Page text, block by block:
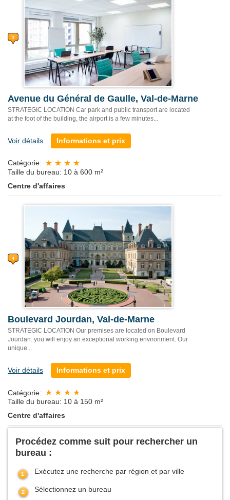
Avenue du Général de Gaulle, Val-de-Marne
STRATEGIC LOCATION Car park and public transport are located
at the foot of the building, the airport is a few minutes...
Voir détails Informations et prix
Catégorie:
Taille du bureau: 10 à 600 m²
Centre d'affaires
Boulevard Jourdan, Val-de-Marne
STRATEGIC LOCATION Our premises are located on Boulevard
Jourdan: you will enjoy an exceptional working environment. Our
unique...
Voir détails Informations et prix
Catégorie:
Taille du bureau: 10 à 150 m²
Centre d'affaires
Procédez comme suit pour rechercher un
bureau :
Exécutez une recherche par région et par ville
Sélectionnez un bureau